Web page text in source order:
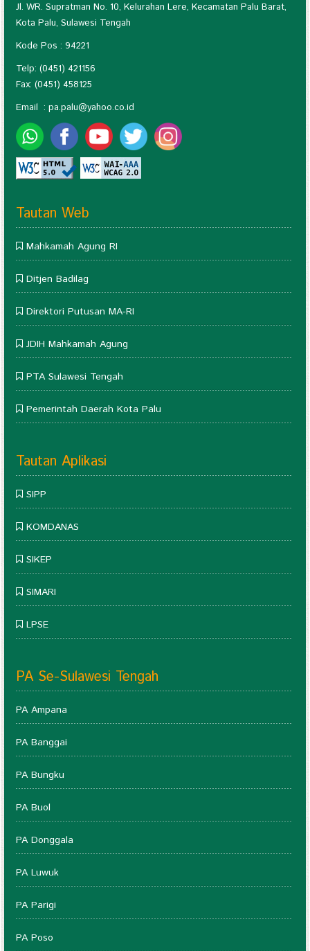
Jl. WR. Supratman No. 10, Kelurahan Lere, Kecamatan Palu Barat,
Kota Palu, Sulawesi Tengah
Kode Pos : 94221
Telp: (0451) 421156
Fax: (0451) 458125
Email : pa.palu@yahoo.co.id
Tautan Web
Mahkamah Agung RI
Ditjen Badilag
Direktori Putusan MA-RI
JDIH Mahkamah Agung
PTA Sulawesi Tengah
Pemerintah Daerah Kota Palu
Tautan Aplikasi
SIPP
KOMDANAS
SIKEP
SIMARI
LPSE
PA Se-Sulawesi Tengah
PA Ampana
PA Banggai
PA Bungku
PA Buol
PA Donggala
PA Luwuk
PA Parigi
PA Poso